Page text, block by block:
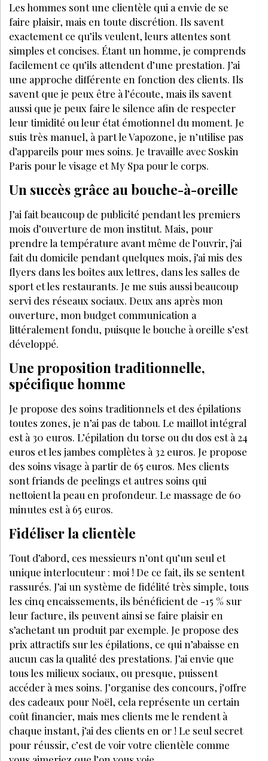
Les hommes sont une clientèle qui a envie de se
faire plaisir, mais en toute discrétion. Ils savent
exactement ce qu’ils veulent, leurs attentes sont
simples et concises. Étant un homme, je comprends
facilement ce qu’ils attendent d’une prestation. J’ai
une approche différente en fonction des clients. Ils
savent que je peux être à l’écoute, mais ils savent
aussi que je peux faire le silence afin de respecter
leur timidité ou leur état émotionnel du moment. Je
suis très manuel, à part le Vapozone, je n’utilise pas
d’appareils pour mes soins. Je travaille avec Soskin
Paris pour le visage et My Spa pour le corps.
Un succès grâce au bouche-à-oreille
J’ai fait beaucoup de publicité pendant les premiers
mois d’ouverture de mon institut. Mais, pour
prendre la température avant même de l’ouvrir, j’ai
fait du domicile pendant quelques mois, j’ai mis des
flyers dans les boîtes aux lettres, dans les salles de
sport et les restaurants. Je me suis aussi beaucoup
servi des réseaux sociaux. Deux ans après mon
ouverture, mon budget communication a
littéralement fondu, puisque le bouche à oreille s’est
développé.
Une proposition traditionnelle,
spécifique homme
Je propose des soins traditionnels et des épilations
toutes zones, je n’ai pas de tabou. Le maillot intégral
est à 30 euros. L’épilation du torse ou du dos est à 24
euros et les jambes complètes à 32 euros. Je propose
des soins visage à partir de 65 euros. Mes clients
sont friands de peelings et autres soins qui
nettoient la peau en profondeur. Le massage de 60
minutes est à 65 euros.
Fidéliser la clientèle
Tout d’abord, ces messieurs n’ont qu’un seul et
unique interlocuteur : moi ! De ce fait, ils se sentent
rassurés. J’ai un système de fidélité très simple, tous
les cinq encaissements, ils bénéficient de -15 % sur
leur facture, ils peuvent ainsi se faire plaisir en
s’achetant un produit par exemple. Je propose des
prix attractifs sur les épilations, ce qui n’abaisse en
aucun cas la qualité des prestations. J’ai envie que
tous les milieux sociaux, ou presque, puissent
accéder à mes soins. J’organise des concours, j’offre
des cadeaux pour Noël, cela représente un certain
coût financier, mais mes clients me le rendent à
chaque instant, j’ai des clients en or ! Le seul secret
pour réussir, c’est de voir votre clientèle comme